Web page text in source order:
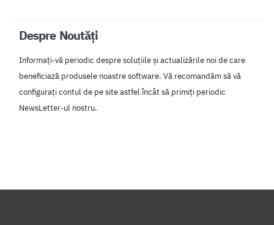
Despre Noutăți
Informați-vă periodic despre soluțiile și actualizările noi de care
beneficiază produsele noastre software. Vă recomandăm să vă
configurați contul de pe site astfel încât să primiți periodic
NewsLetter-ul nostru.